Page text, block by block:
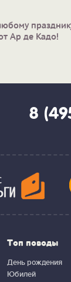
Ар де Кадо!
8
Топ поводы
День рождения
Юбилей